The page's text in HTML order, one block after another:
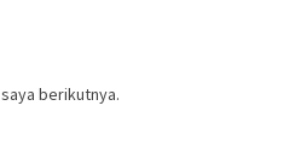
berikutnya.